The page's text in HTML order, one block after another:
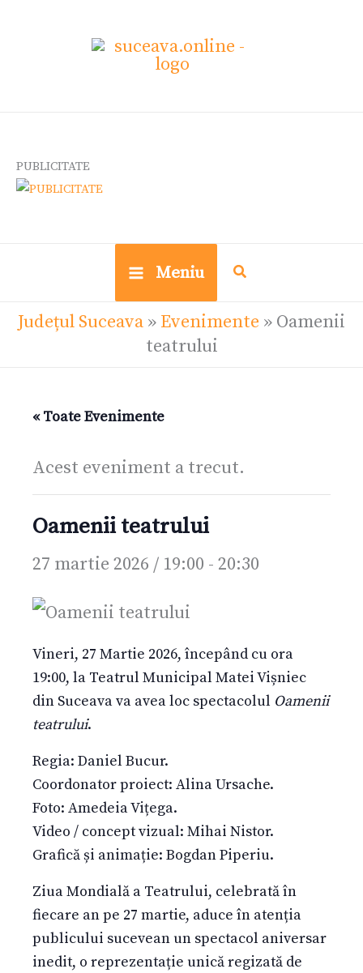
PUBLICITATE
Meniu
Județul Suceava » Evenimente » Oamenii
teatrului
« Toate Evenimente
Acest eveniment a trecut.
Oamenii teatrului
27 martie 2026 / 19:00 - 20:30
Vineri, 27 Martie 2026, începând cu ora
19:00, la Teatrul Municipal Matei Vișniec
din Suceava va avea loc spectacolul Oamenii
teatrului.
Regia: Daniel Bucur.
Coordonator proiect: Alina Ursache.
Foto: Amedeia Vițega.
Video / concept vizual: Mihai Nistor.
Grafică și animație: Bogdan Piperiu.
Ziua Mondială a Teatrului, celebrată în
fiecare an pe 27 martie, aduce în atenția
publicului sucevean un spectacol aniversar
inedit, o reprezentație unică regizată de